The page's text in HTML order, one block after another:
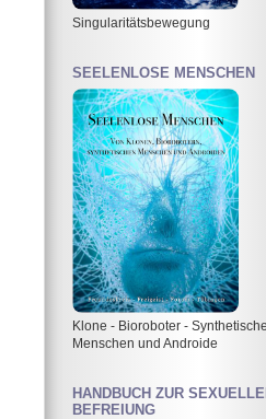
Singularitätsbewegung
SEELENLOSE MENSCHEN
Klone - Bioroboter - Synthetische
Menschen und Androide
HANDBUCH ZUR
BEFREIUNG